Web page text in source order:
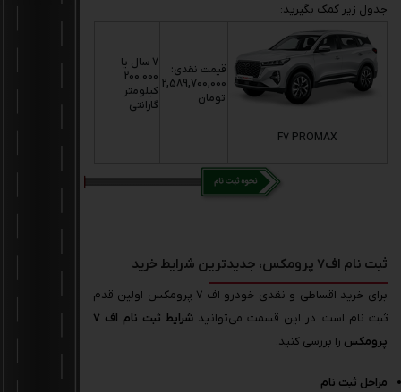
جدول زیر کمک بگیرید:
F7 PROMAX
قیمت نقدی:
2,589,700,000
تومان
7 سال یا
200.000
کیلومتر
گارانتی
ثبت نام اف7 پرومکس، جدیدترین شرایط خرید
برای خرید اقساطی و نقدی خودرو اف 7 پرومکس اولین قدم
ثبت نام است. در این قسمت می‌توانید شرایط ثبت نام اف 7
پرومکس را بررسی کنید.
مراحل ثبت نام